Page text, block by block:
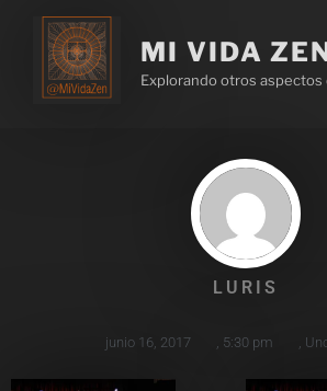
MI VIDA
Explorando otros aspectos
LURIS
junio 16, 2017 5:30 pm